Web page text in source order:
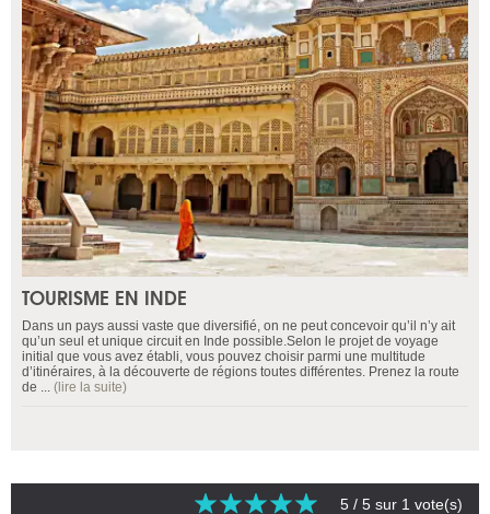
TOURISME EN INDE
Dans un pays aussi vaste que diversifié, on ne peut concevoir qu’il n’y ait
qu’un seul et unique circuit en Inde possible.Selon le projet de voyage
initial que vous avez établi, vous pouvez choisir parmi une multitude
d’itinéraires, à la découverte de régions toutes différentes. Prenez la route
de ... (lire la suite)
5 / 5 sur 1 vote(s)